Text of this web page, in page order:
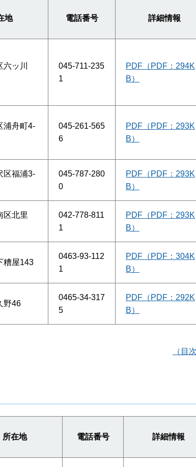
地 電話番号 詳細情報
ッ川
045-711-235
1
PDF（PDF：294K
B）
浦舟町4-
045-261-565
6
PDF（PDF：293K
B）
区福浦3-
045-787-280
0
PDF（PDF：293K
B）
区北里
042-778-811
1
PDF（PDF：293K
B）
糟屋143
0463-93-112
1
PDF（PDF：304K
B）
野46
0465-34-317
5
PDF（PDF：292K
B）
（目
所在地 電話番号 詳細情報